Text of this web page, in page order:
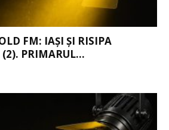
FM: IAȘI ȘI RISIPA
PRIMARUL...